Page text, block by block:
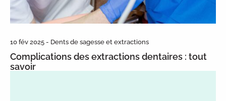
10 fév 2025 - Dents de sagesse et extractions
Complications des extractions dentaires : tout
savoir